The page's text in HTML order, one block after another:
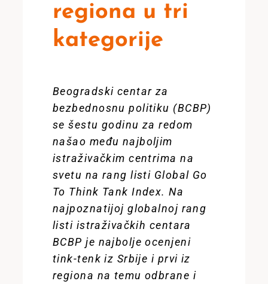
regiona u tri
kategorije
Beogradski centar za
bezbednosnu politiku (BCBP)
se šestu godinu za redom
našao među najboljim
istraživačkim centrima na
svetu na rang listi Global Go
To Think Tank Index. Na
najpoznatijoj globalnoj rang
listi istraživačkih centara
BCBP je najbolje ocenjeni
tink-tenk iz Srbije i prvi iz
regiona na temu odbrane i